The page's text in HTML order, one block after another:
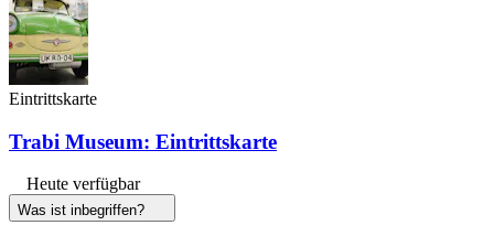
Eintrittskarte
Trabi Museum: Eintrittskarte
Heute verfügbar
Was ist inbegriffen?